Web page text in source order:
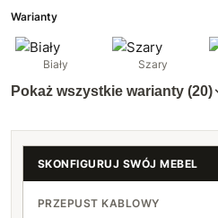
Warianty
Biały Szary
Pokaż wszystkie warianty (20)
SKONFIGURUJ SWÓJ MEBEL
PRZEPUST KABLOWY